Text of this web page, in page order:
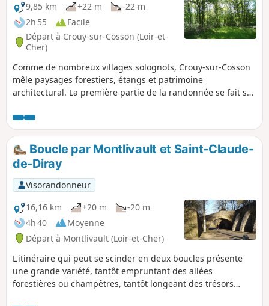
9,85 km
+22 m
-22 m
2h 55
Facile
Départ à Crouy-sur-Cosson (Loir-et-
Cher)
Comme de nombreux villages solognots, Crouy-sur-Cosson
mêle paysages forestiers, étangs et patrimoine
architectural. La première partie de la randonnée se fait sur
partie est plus variée, émaillée d'étangs, du Cosson, de
sentiers herbeux mais également de hameaux.
Boucle par Montlivault et Saint-Claude-
de-Diray
Visorandonneur
16,16 km
+20 m
-20 m
4h 40
Moyenne
Départ à Montlivault (Loir-et-Cher)
L'itinéraire qui peut se scinder en deux boucles présente
une grande variété, tantôt empruntant des allées
forestières ou champêtres, tantôt longeant des trésors